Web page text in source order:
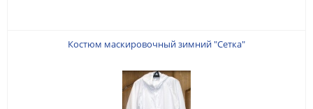
Костюм маскировочный зимний "Сетка"